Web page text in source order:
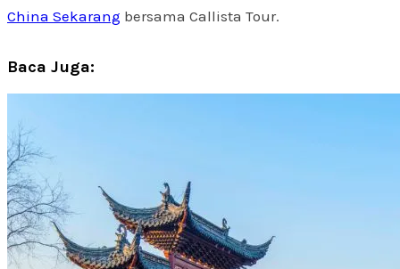
China Sekarang bersama Callista Tour.
Baca Juga: